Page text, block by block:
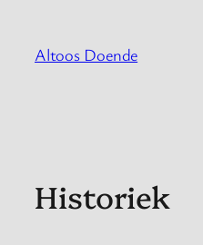
Altoos Doende
Historiek